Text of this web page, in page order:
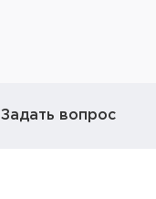
Задать вопрос